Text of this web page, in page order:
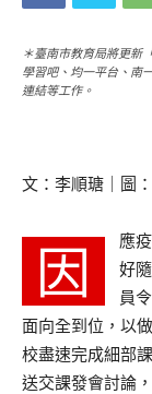
＊臺南市教育局將更新
學習吧、均一平台、南
連結等工作。
文：李順瑭｜圖
因
應
好
員
面向全到位，以
校盡速完成細部
送交課發會討論